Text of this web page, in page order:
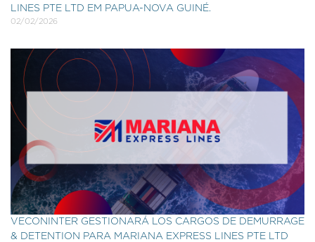
LINES PTE LTD EM PAPUA-NOVA GUINÉ.
02/02/2026
VECONINTER GESTIONARÁ LOS CARGOS DE DEMURRAGE
& DETENTION PARA MARIANA EXPRESS LINES PTE LTD